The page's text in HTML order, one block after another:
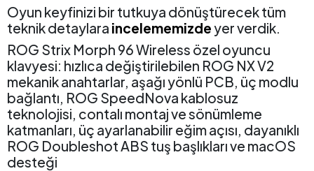
Oyun keyfinizi bir tutkuya dönüştürecek tüm
teknik detaylara incelememizdeyer verdik.
ROG Strix Morph 96 Wireless özel oyuncu
klavyesi: hızlıca değiştirilebilen ROG NX V2
mekanik anahtarlar, aşağı yönlü PCB, üç modlu
bağlantı, ROG SpeedNova kablosuz
teknolojisi, contalı montaj ve sönümleme
katmanları, üç ayarlanabilir eğim açısı, dayanıklı
ROG Doubleshot ABS tuş başlıkları ve macOS
desteği